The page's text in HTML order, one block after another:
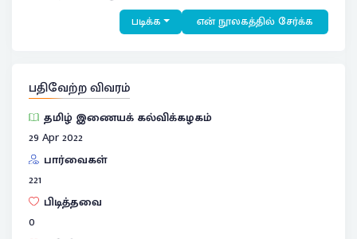
படிக்க என் நூலகத்தில் சேர்க்க
பதிவேற்ற விவரம்
தமிழ் இணையக் கல்விக்கழகம்
29 Apr 2022
பார்வைகள்
221
பிடித்தவை
0